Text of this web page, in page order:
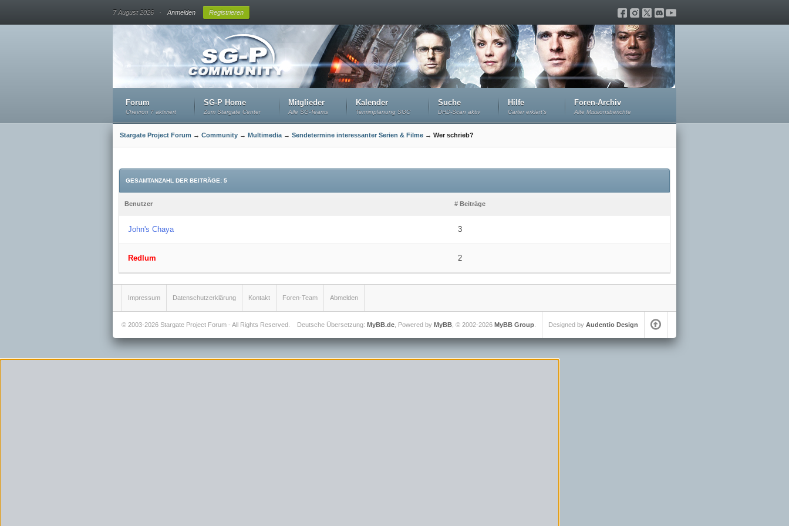
7 August 2026 . Anmelden Registrieren
Forum
Chevron 7 aktiviert
SG-P Home
Zum Stargate Center
Mitglieder
Alle SG-Teams
Kalender
Terminplanung SGC
Suche
DHD-Scan aktiv
Hilfe
Carter erklärt's
Foren-Archiv
Alte Missionsberichte
Stargate Project Forum → Community → Multimedia → Sendetermine interessanter Serien & Filme → Wer schrieb?
GESAMTANZAHL DER BEITRÄGE: 5
Benutzer # Beiträge
John's Chaya 3
Redlum 2
Impressum Datenschutzerklärung Kontakt Foren-Team Abmelden
© 2003-2026 Stargate Project Forum - All Rights Reserved. Designed by Audentio Design
Deutsche Übersetzung: MyBB.de , Powered by MyBB , © 2002-2026 MyBB Group